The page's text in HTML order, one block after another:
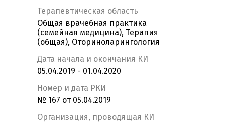
Терапевтическая область
Общая врачебная практика
(семейная медицина), Терапия
(общая), Оториноларингология
Дата начала и окончания КИ
05.04.2019 - 01.04.2020
Номер и дата РКИ
№ 167 от 05.04.2019
Организация, проводящая КИ